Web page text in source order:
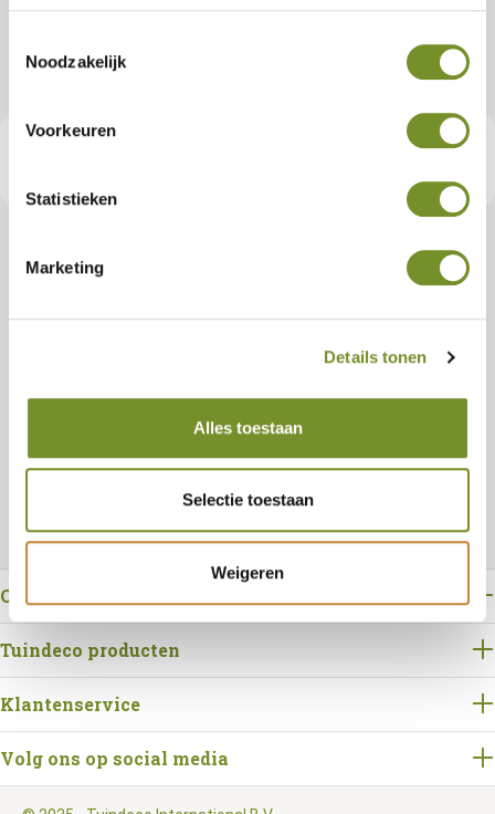
Noodzakelijk
Voorkeuren
Statistieken
Marketing
Details tonen
Alles toestaan
Selectie toestaan
Weigeren
Artikelnummer:
Tuindeco dealer? Log in voor je eigen prijzen.
Bestellen
Over Tuindeco
Tuindeco producten
Klantenservice
Volg ons op social media